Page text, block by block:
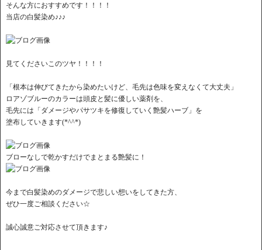
そんな方におすすめです！！！！
当店の白髪染め♪♪♪
見てくださいこのツヤ！！！！
「根本は伸びてきたから染めたいけど、毛先は色味を変えなくて大丈夫」
ロアゾブルーのカラーは頭皮と髪に優しい薬剤を、
毛先には「ダメージやパサツキを修復していく艶髪ハーブ」を
塗布していきます(*^^*)
ブローなしで乾かすだけでまとまる艶髪に！
今まで白髪染めのダメージで悲しい想いをしてきた方、
ぜひ一度ご相談ください☆
誠心誠意ご対応させて頂きます♪